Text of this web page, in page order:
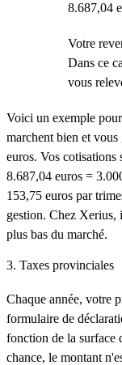
8.687,04
Votre
Dans ce
vous
Voici un exemple
marchent bien et
euros. Vos cotisations
8.687,04 euros =
153,75 euros par
gestion. Chez Xerius,
plus bas du marché.
3. Taxes provinciales
Chaque année, votre
formulaire de
fonction de la surface
chance, le montant